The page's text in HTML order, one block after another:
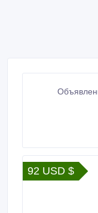
92 USD $